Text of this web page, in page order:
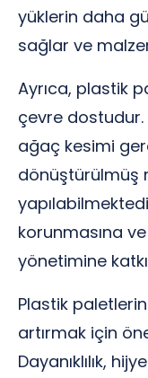
yüklerin daha
sağlar ve
Ayrıca, plastik
çevre
ağaç kesimi
dönüştürülmüş
korunmasına
yönetimine
Plastik
artırmak için
Dayanıklılık,